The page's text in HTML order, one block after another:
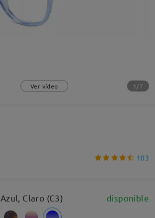
Ver vídeo 1/7
103
Azul, Claro (C3) disponible